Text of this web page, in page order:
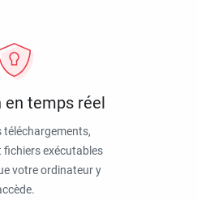
en temps réel
téléchargements,
exécutables
votre ordinateur y